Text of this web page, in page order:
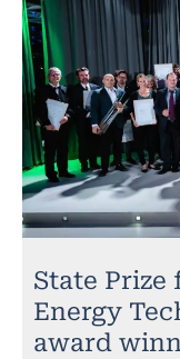
State
Energy
award